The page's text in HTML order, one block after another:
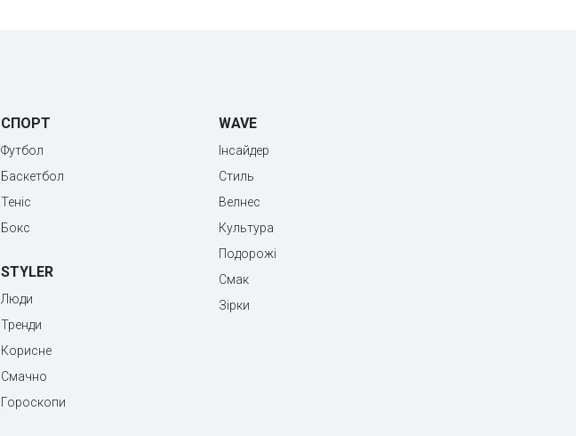
СПОРТ
Футбол
Баскетбол
Теніс
Бокс
STYLER
Люди
Тренди
Корисне
Смачно
Гороскопи
WAVE
Інсайдер
Стиль
Велнес
Культура
Подорожі
Смак
Зірки